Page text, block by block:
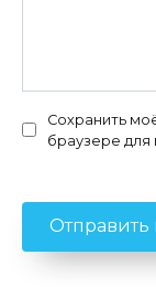
Сохранить
браузере